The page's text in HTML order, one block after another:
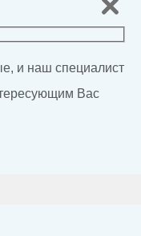
и наш специалист
Вас